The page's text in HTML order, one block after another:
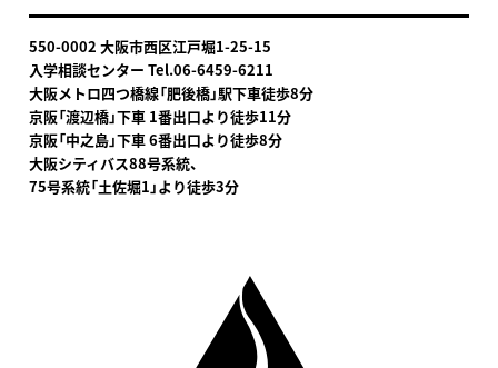
550-0002 大阪市西区江戸堀1-25-15
入学相談センター Tel.06-6459-6211
大阪メトロ四つ橋線「肥後橋」駅下車徒歩8分
京阪「渡辺橋」下車 1番出口より徒歩11分
京阪「中之島」下車 6番出口より徒歩8分
大阪シティバス88号系統、
75号系統「土佐堀1」より徒歩3分